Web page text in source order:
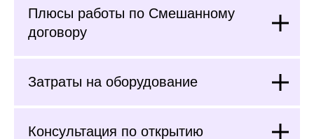
Плюсы работы по Смешанному
договору
Затраты на оборудование
Консультация по открытию